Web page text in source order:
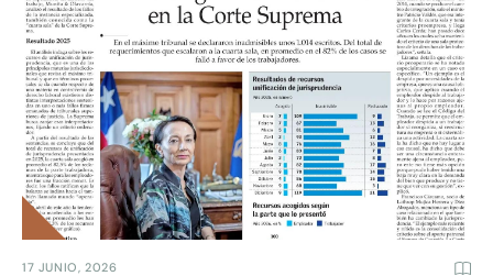
17 JUNIO, 2026